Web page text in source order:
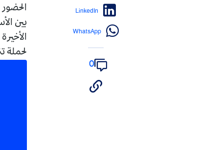
بين
لحملة
LinkedIn
WhatsApp
0